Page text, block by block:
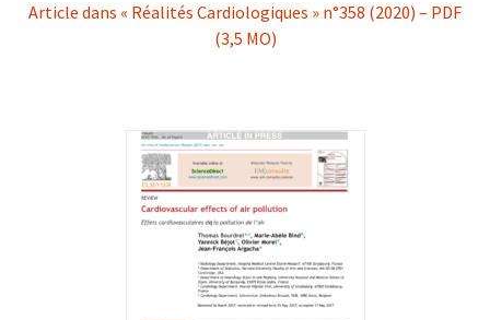
Article dans « Réalités Cardiologiques » n°358 (2020) – PDF
(3,5 MO)